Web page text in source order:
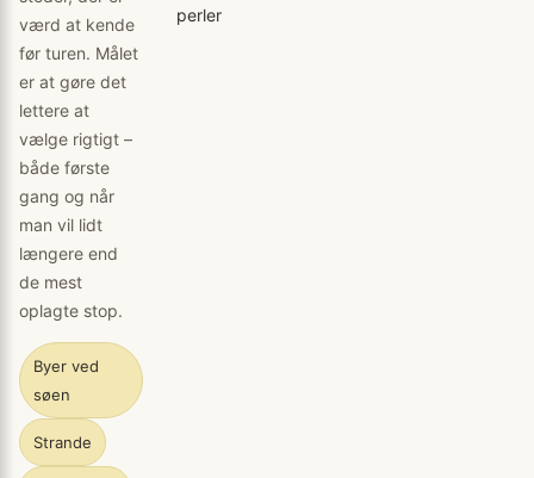
værd at kende
før turen. Målet
er at gøre det
lettere at
vælge rigtigt –
både første
gang og når
man vil lidt
længere end
de mest
oplagte stop.
Byer ved
søen
Strande
perler